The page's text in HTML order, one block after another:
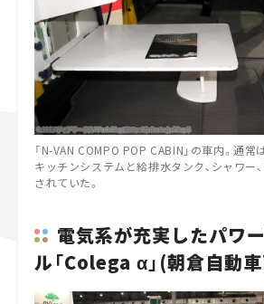
「N-VAN COMPO POP CABIN」の車内。通常
キッチンシステムと給排水タンク、シャワー
されていた。
電気系が充実したパワ
ル「Colega α」(朝倉自動